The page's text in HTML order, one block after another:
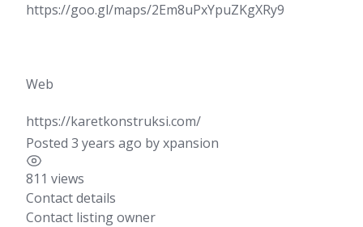
https://goo.gl/maps/2Em8uPxYpuZKgXRy9
Web
https://karetkonstruksi.com/
Posted 3 years ago byxpansion
811 views
Contact details
Contact listing owner